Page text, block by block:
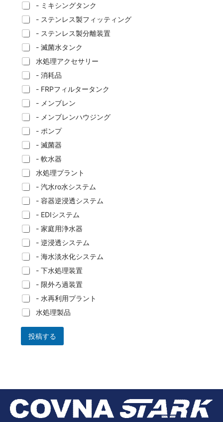
- ミキシングタンク
- ステンレス製フィッティング
- ステンレス製分離装置
- 滅菌水タンク
水処理アクセサリー
- 消耗品
- FRPフィルタータンク
- メンブレン
- メンブレンハウジング
- ポンプ
- 滅菌器
- 軟水器
水処理プラント
- 汽水ro水システム
- 容器逆浸透システム
- EDIシステム
- 家庭用浄水器
- 逆浸透システム
- 海水淡水化システム
- 下水処理装置
- 限外ろ過装置
- 水再利用プラント
水処理製品
投稿する